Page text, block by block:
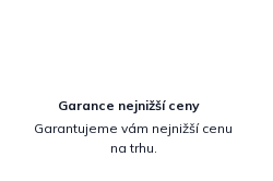
Garance nejnižší ceny
Garantujeme vám nejnižší cenu
na trhu.